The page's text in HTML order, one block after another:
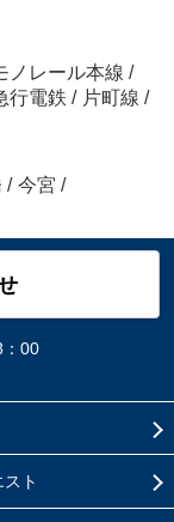
ノレール本線 /
行電鉄 / 片町線 /
/ 今宮 /
：00
ト